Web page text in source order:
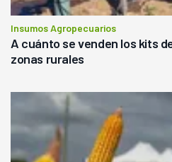
Insumos Agropecuarios
A cuánto se venden los kits
zonas rurales